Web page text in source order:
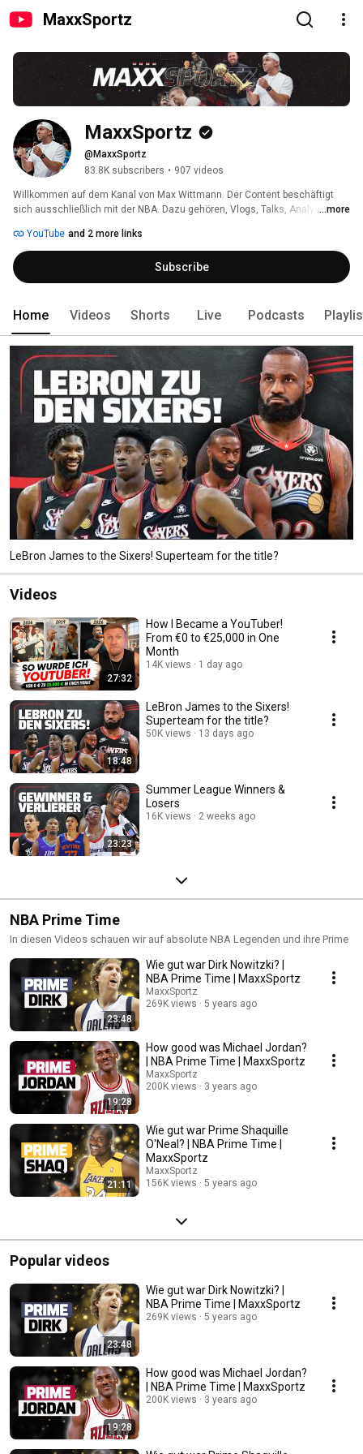
MaxxSportz
MaxxSportz
@MaxxSportz
83.8K subscribers • 907 videos
Willkommen auf dem Kanal von Max Wittmann. Der Content beschäftigt
sich ausschließlich mit der NBA. Dazu gehören, Vlogs, Talks, Analysen,
es den Leuten in Deutschland die NBA näher zu bringen, um die
Faszination und Begeisterung auch hierzulande noch mehr aufflammen zu
lassen.
...more
YouTube and 2 more links
Subscribe
Home Videos Shorts Live Podcasts
LeBron James to the Sixers! Superteam for the title?
Videos
27:32
How I Became a YouTuber!
From €0 to €25,000 in One
Month
14K views 1 day ago
18:48
LeBron James to the Sixers!
Superteam for the title?
50K views 13 days ago
23:23
Summer League Winners &
Losers
16K views 2 weeks ago
NBA Prime Time
In diesen Videos schauen wir auf absolute NBA Legenden und ihre Prime
23:48
Wie gut war Dirk Nowitzki? |
NBA Prime Time | MaxxSportz
MaxxSportz
269K views
5 years ago
19:28
How good was Michael Jordan?
| NBA Prime Time | MaxxSportz
MaxxSportz
200K views
3 years ago
21:11
Wie gut war Prime Shaquille
O'Neal? | NBA Prime Time |
MaxxSportz
MaxxSportz
156K views
5 years ago
Popular videos
23:48
Wie gut war Dirk Nowitzki? |
NBA Prime Time | MaxxSportz
269K views 5 years ago
19:28
How good was Michael Jordan?
| NBA Prime Time | MaxxSportz
200K views 3 years ago